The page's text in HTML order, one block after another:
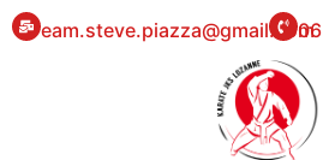
eam.steve.piazza@gmail.com